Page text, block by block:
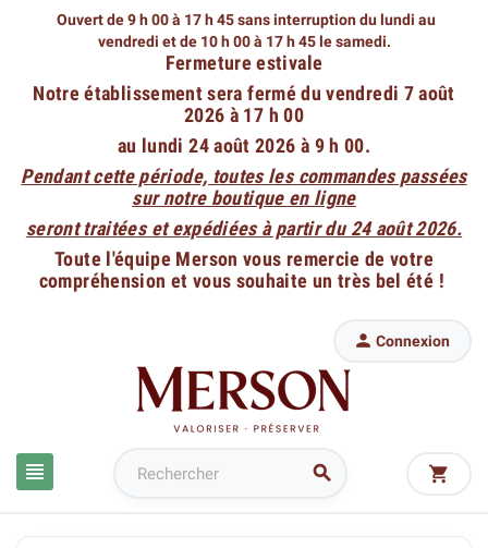
Ouvert de 9 h 00 à 17 h 45 sans interruption du lundi au
vendredi et de 10 h 00 à 17 h 45 le samedi.
Fermeture estivale
Notre établissement sera fermé du vendredi 7 août
2026 à 17 h 00
au lundi 24 août 2026 à 9 h 00.
Pendant cette période, toutes les commandes passées
sur notre boutique en ligne
seront traitées et expédiées à partir du 24 août 2026.
Toute l'équipe Merson vous remercie de votre
compréhension et vous souhaite un très bel été !
 
 Connexion
